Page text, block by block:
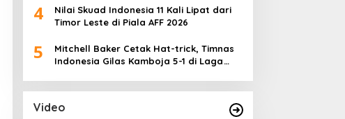
4
Nilai Skuad Indonesia 11 Kali Lipat dari
Timor Leste di Piala AFF 2026
5
Mitchell Baker Cetak Hat-trick, Timnas
Indonesia Gilas Kamboja 5-1 di Laga
Video